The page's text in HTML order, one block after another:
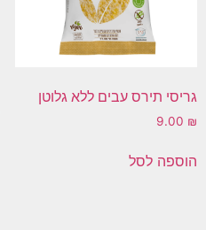
גריסי תירס עבים ללא גלוטן
9.00 ₪
הוספה לסל